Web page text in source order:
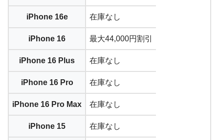
iPhone 16e 在庫なし
iPhone 16 最大44,000円割引
iPhone 16 Plus 在庫なし
iPhone 16 Pro 在庫なし
iPhone 16 Pro Max 在庫なし
iPhone 15 在庫なし